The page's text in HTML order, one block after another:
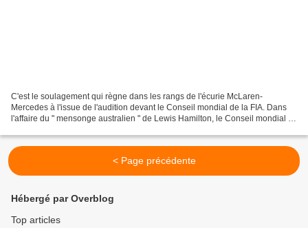
C'est le soulagement qui règne dans les rangs de l'écurie McLaren-
Mercedes à l'issue de l'audition devant le Conseil mondial de la FIA. Dans
l'affaire du " mensonge australien " de Lewis Hamilton, le Conseil mondial a
< Page précédente
Hébergé par Overblog
Top articles